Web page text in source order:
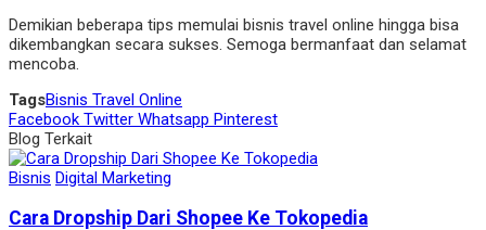
Demikian beberapa tips memulai bisnis travel online hingga bisa
dikembangkan secara sukses. Semoga bermanfaat dan selamat
mencoba.
TagsBisnis Travel Online
Facebook Twitter Whatsapp Pinterest
Blog Terkait
Bisnis Digital Marketing
Cara Dropship Dari Shopee Ke Tokopedia